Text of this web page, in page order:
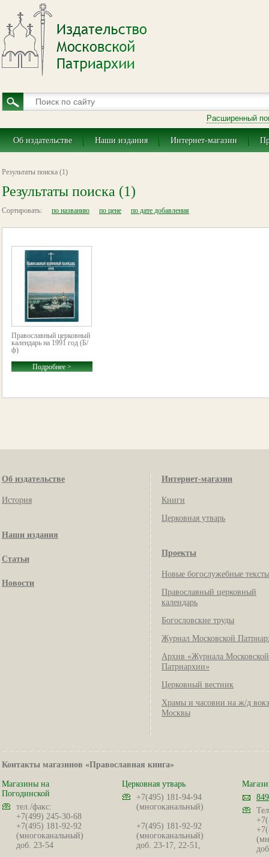
Расширенный
Об издательстве Наши издания Интернет-магазин
Результаты поиска (1)
Результаты поиска (1)
Сортировать: по названию по цене по дате добавления
Православный церковный
календарь на 1991 год (Б/
ф)
Подробнее >
Об издательстве
История
Наши издания
Статьи
Новости
Интернет-магазин
Книги
Церковная утварь
Проекты
Новые богослужебные тексты
Православный церковный
календарь
Богословские труды
Журнал Московской
Архив «Журнала Московской
Патриархии»
Церковный вестник
Храмы и часовни на ж/д
Москвы
Контакты магазинов «Православная книга»
Магазины на
Погодинской
тел./факс:
+7(499) 245-30-68
+7(495) 181-92-92
(многоканальный)
доб. 23-54
Церковная утварь
+7(495) 181-94-94
(многоканальный)
+7(495) 181-92-92
(многоканальный)
доб. 23-17, 22-51,